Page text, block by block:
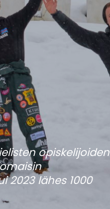
opiskelijoiden
lähes 1000